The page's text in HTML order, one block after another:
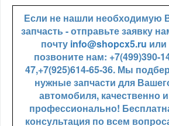
Если не нашли необходимую
запчасть - отправьте заявку
почту info@shopcx5.ru или
позвоните нам: +7(499)390-
47,+7(925)614-65-36. Мы
нужные запчасти для
автомобиля, качественно и
профессионально!
консультация по всем